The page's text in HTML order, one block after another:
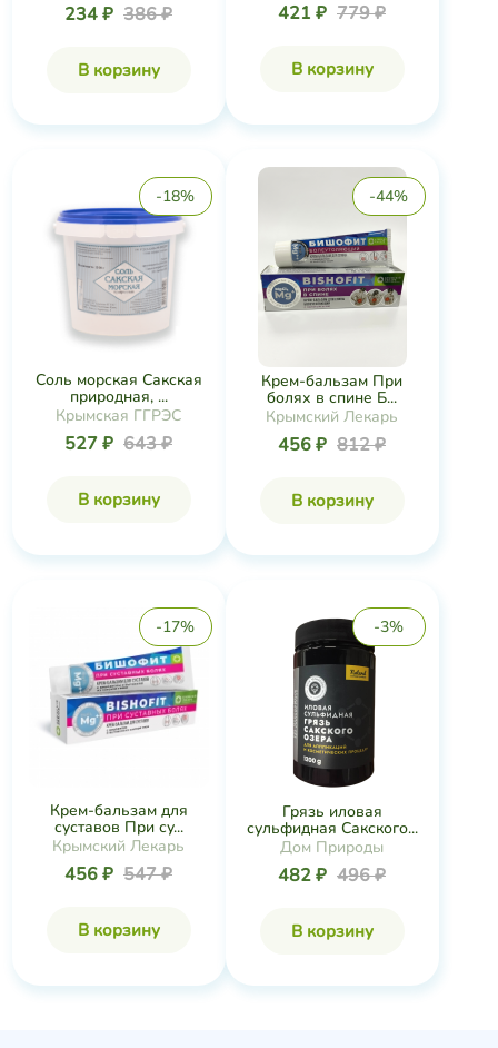
234 ₽ 386 ₽
В корзину
421 ₽ 779 ₽
В корзину
-18%
Соль морская Сакская
природная, ...
Крымская ГГРЭС
527 ₽ 643 ₽
В корзину
-44%
Крем-бальзам При
болях в спине Б...
Крымский Лекарь
456 ₽ 812 ₽
В корзину
-17%
Крем-бальзам для
суставов При су...
Крымский Лекарь
456 ₽ 547 ₽
В корзину
-3%
Грязь иловая
сульфидная Сакского...
Дом Природы
482 ₽ 496 ₽
В корзину